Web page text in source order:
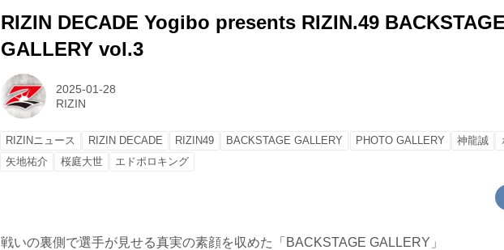
RIZIN DECADE Yogibo presents RIZIN.49 BACKSTAGE
GALLERY vol.3
2025-01-28
RIZIN
RIZINニュース RIZIN DECADE RIZIN49 BACKSTAGE GALLERY PHOTO GALLERY 神龍誠
矢地祐介
桜庭大世 エドポロキング
戦いの裏側で選手が見せる真実の素顔を収めた「BACKSTAGE GALLERY」